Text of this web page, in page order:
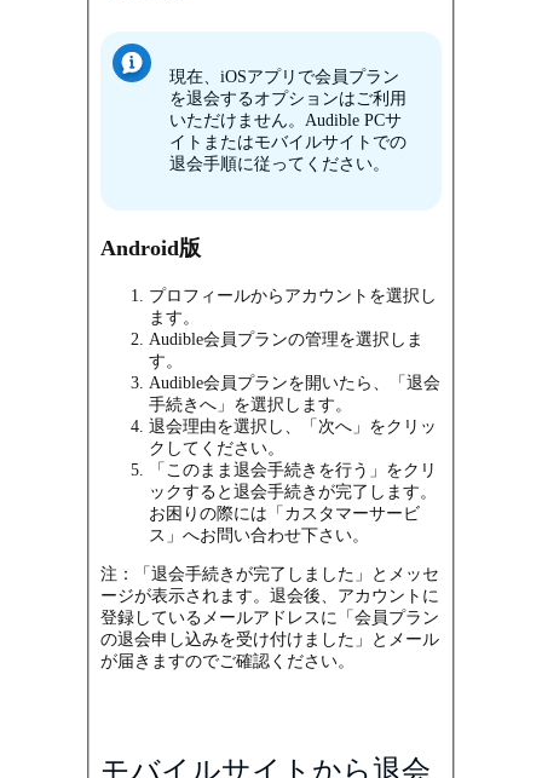
現在、iOSアプリで会員プラン
を退会するオプションはご利用
いただけません。Audible PCサ
イトまたはモバイルサイトでの
退会手順に従ってください。
Android版
プロフィールからアカウントを選択し
ます。
Audible会員プランの管理を選択しま
す。
Audible会員プランを開いたら、「退会
手続きへ」を選択します。
退会理由を選択し、「次へ」をクリッ
クしてください。
「このまま退会手続きを行う」をクリ
ックすると退会手続きが完了します。
お困りの際には「カスタマーサービ
ス」へお問い合わせ下さい。
注：「退会手続きが完了しました」とメッセ
ージが表示されます。退会後、アカウントに
登録しているメールアドレスに「会員プラン
の退会申し込みを受け付けました」とメール
が届きますのでご確認ください。
モバイルサイトから退会